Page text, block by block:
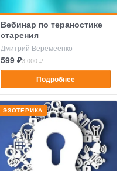
Вебинар по тераностике
старения
Дмитрий Веремеенко
599 ₽3 000 ₽
Подробнее
ЭЗОТЕРИКА